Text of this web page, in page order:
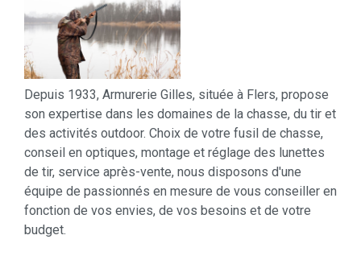
Depuis 1933, Armurerie Gilles, située à Flers, propose
son expertise dans les domaines de la chasse, du tir et
des activités outdoor. Choix de votre fusil de chasse,
conseil en optiques, montage et réglage des lunettes
de tir, service après-vente, nous disposons d'une
équipe de passionnés en mesure de vous conseiller en
fonction de vos envies, de vos besoins et de votre
budget.